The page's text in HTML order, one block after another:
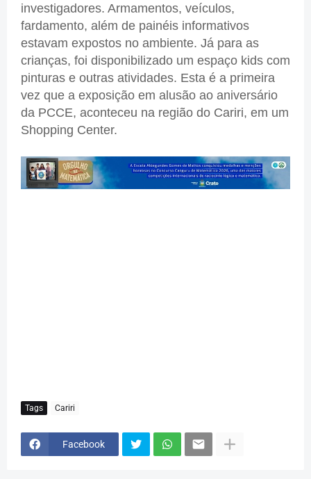
investigadores. Armamentos, veículos,
fardamento, além de painéis informativos
estavam expostos no ambiente. Já para as
crianças, foi disponibilizado um espaço kids com
pinturas e outras atividades. Esta é a primeira
vez que a exposição em alusão ao aniversário
da PCCE, aconteceu na região do Cariri, em um
Shopping Center.
Tags Cariri
Facebook